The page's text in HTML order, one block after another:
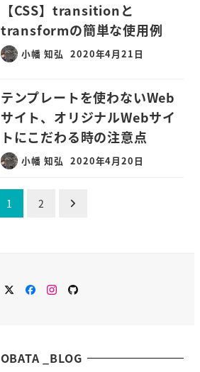
【CSS】transitionと
transformの簡単な使用例
小幡 知弘 2020年4月21日
テンプレートを使わないWeb
サイト、オリジナルWebサイ
トにこだわる時の注意点
小幡 知弘 2020年4月20日
1 2
twitter
Facebook
instagram
github
OBATA _BLOG